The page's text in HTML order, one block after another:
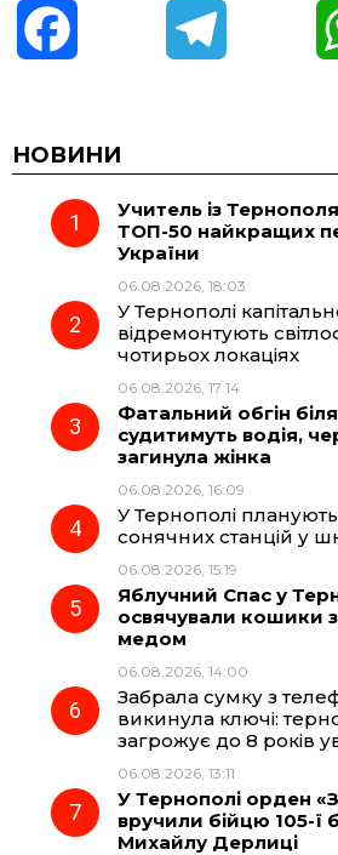
c
e
o
k
e
r
a
m
НОВИНИ
Учитель із
ТОП-50 найкращих
України
06.08.2026, 18:03
У Тернополі
відремонтують
чотирьох локаціях
06.08.2026, 17:14
Фатальний обгін
судитимуть водія,
загинула жінка
06.08.2026, 16:09
У Тернополі
сонячних станцій у
06.08.2026, 15:19
Яблучний Спас у
освячували кошики
медом
06.08.2026, 14:00
Забрала сумку з
викинула ключі:
загрожує до 8 років
06.08.2026, 13:11
У Тернополі орден
вручили бійцю 105-ї
Михайлу Дерлиці